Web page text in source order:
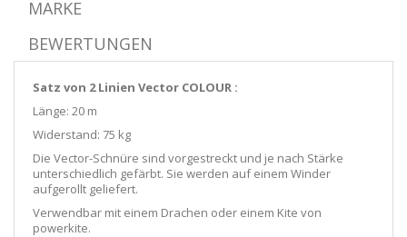
MARKE
BEWERTUNGEN
Satz von 2 Linien Vector COLOUR :
Länge: 20 m
Widerstand: 75 kg
Die Vector-Schnüre sind vorgestreckt und je nach Stärke
unterschiedlich gefärbt. Sie werden auf einem Winder
aufgerollt geliefert.
Verwendbar mit einem Drachen oder einem Kite von
powerkite.